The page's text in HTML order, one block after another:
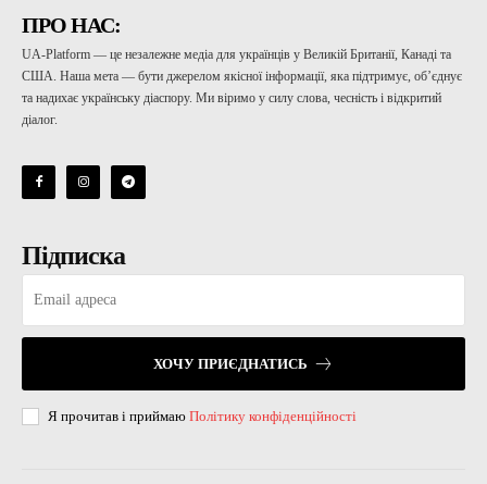
ПРО НАС:
UA-Platform — це незалежне медіа для українців у Великій Британії, Канаді та
США. Наша мета — бути джерелом якісної інформації, яка підтримує, об’єднує
та надихає українську діаспору. Ми віримо у силу слова, чесність і відкритий
діалог.
Підписка
ХОЧУ ПРИЄДНАТИСЬ
Я прочитав і приймаю Політику конфіденційності